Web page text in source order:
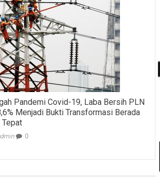
Pandemi Covid-19, Laba Bersih PLN
Menjadi Bukti Transformasi Berada
Tepat
0